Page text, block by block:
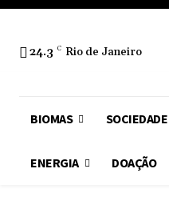
24.3 C Rio de Janeiro
BIOMAS SOCIEDADE
ENERGIA DOAÇÃO